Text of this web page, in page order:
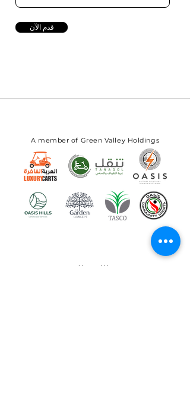
قدم الآن
A member of Green Valley Holdings
الإشتراك